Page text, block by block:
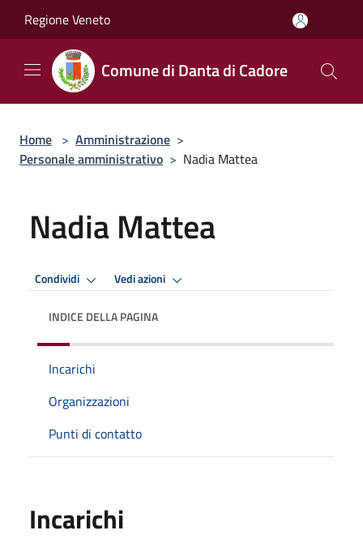
Regione Veneto
Comune di Danta di Cadore
Home > Amministrazione >
Personale amministrativo > Nadia Mattea
Nadia Mattea
Condividi Vedi azioni
INDICE DELLA PAGINA
Incarichi
Organizzazioni
Punti di contatto
Incarichi